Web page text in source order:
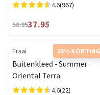
4.6(967)
50.9537.95
25% KORTING
Fraai
Buitenkleed - Summer
Oriental Terra
4.6(22)